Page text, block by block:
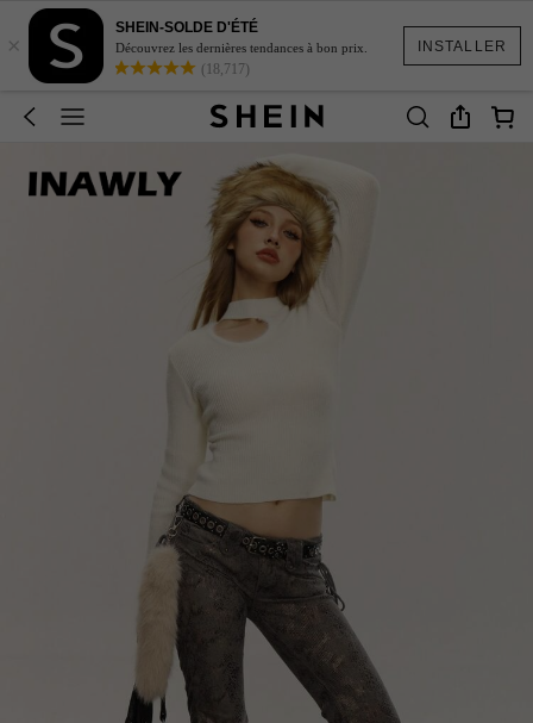
INSTALLER
×
SHEIN-SOLDE D'ÉTÉ
Découvrez les dernières tendances à bon prix.
(18,717)